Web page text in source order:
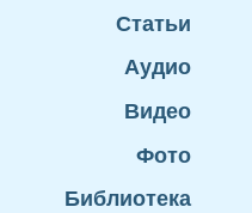
Статьи
Аудио
Видео
Фото
Библиотека